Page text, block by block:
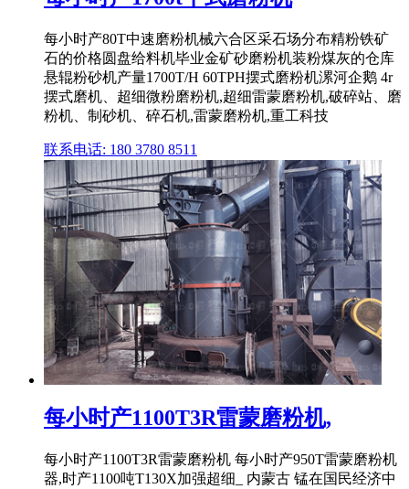
每小时产80T中速磨粉机械六合区采石场分布精粉铁矿
石的价格圆盘给料机毕业金矿砂磨粉机装粉煤灰的仓库
悬辊粉砂机产量1700T/H 60TPH摆式磨粉机漯河企鹅 4r
摆式磨机、超细微粉磨粉机,超细雷蒙磨粉机,破碎站、磨
粉机、制砂机、碎石机,雷蒙磨粉机,重工科技
联系电话: 180 3780 8511
每小时产1100T3R雷蒙磨粉机,
每小时产1100T3R雷蒙磨粉机 每小时产950T雷蒙磨粉机
器,时产1100吨T130X加强超细_ 内蒙古 锰在国民经济中